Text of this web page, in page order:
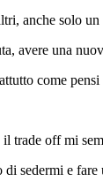
anche solo
avere una
come
trade off mi
sedermi e